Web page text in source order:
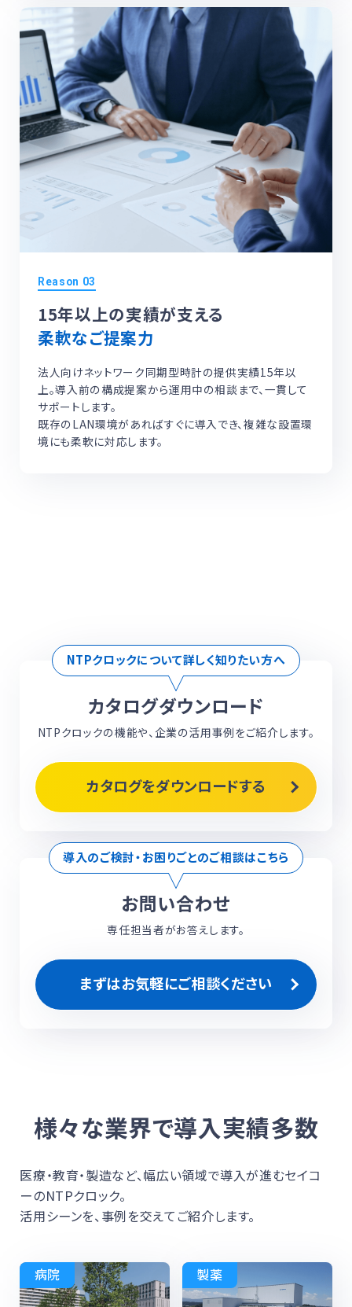
15年以上の実績が支える
柔軟なご提案力
法人向けネットワーク同期型時計の提供実績15年以
上。導入前の構成提案から運用中の相談まで、一貫して
サポートします。
既存のLAN環境があればすぐに導入でき、複雑な設置環
境にも柔軟に対応します。
NTPクロックについて詳しく知りたい方へ
カタログダウンロード
NTPクロックの機能や、企業の活用事例をご紹介します。
カタログをダウンロードする
導入のご検討・お困りごとのご相談はこちら
お問い合わせ
専任担当者がお答えします。
まずはお気軽にご相談ください
様々な業界で導入実績多数
医療・教育・製造など、幅広い領域で導入が進むセイコ
ーのNTPクロック。
活用シーンを、事例を交えてご紹介します。
病院 製薬